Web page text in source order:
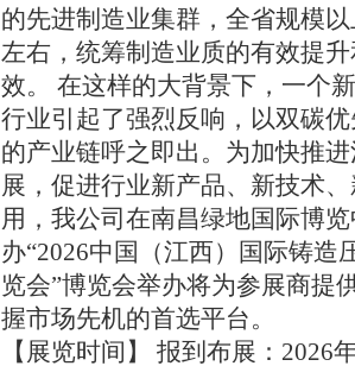
的先进制造业集群，全省规模
左右，统筹制造业质的有效提
效。 在这样的大背景下，一个
行业引起了强烈反响，以双碳
的产业链呼之即出。为加快推
展，促进行业新产品、新技术
用，我公司在南昌绿地国际博
办“2026中国（江西）国际铸造
览会”博览会举办将为参展商提
握市场先机的首选平台。
【展览时间】 报到布展：2026